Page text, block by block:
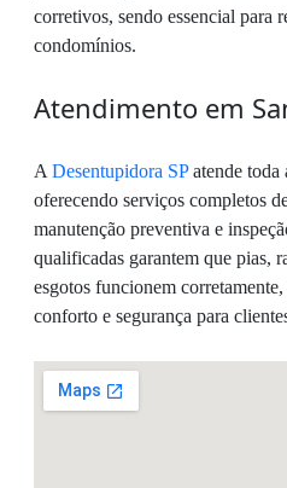
corretivos, sendo essencial para
condomínios.
Atendimento em
A Desentupidora SPatende toda
oferecendo serviços completos
manutenção preventiva e
qualificadas garantem que pias,
esgotos funcionem
conforto e segurança para